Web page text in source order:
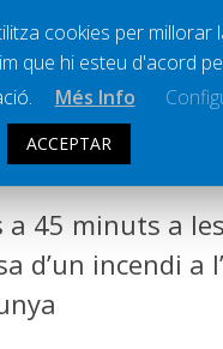
a 45 minuts a
d’un incendi a
cookies per millorar
que hi esteu d'acord
Més Info
ACCEPTAR